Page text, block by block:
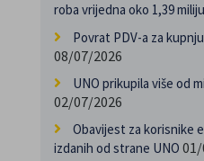
roba vrijedna oko 1,39
Povrat PDV-a za
08/07/2026
UNO prikupila više od
02/07/2026
Obavijest za korisnike
izdanih od strane UNO